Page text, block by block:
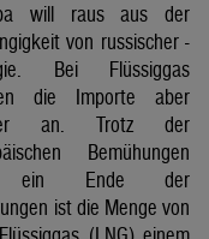
will raus aus der
von russischer -
Bei Flüssiggas
die Importe aber
an. Trotz der
Bemühungen
ein Ende der
ist die Menge von